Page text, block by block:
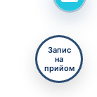
Запис
на
прийом